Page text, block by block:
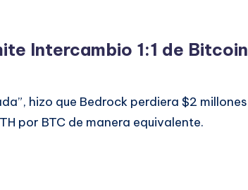
Intercambio 1:1 de Bitcoin
hizo que Bedrock perdiera $2 millones
por BTC de manera equivalente.